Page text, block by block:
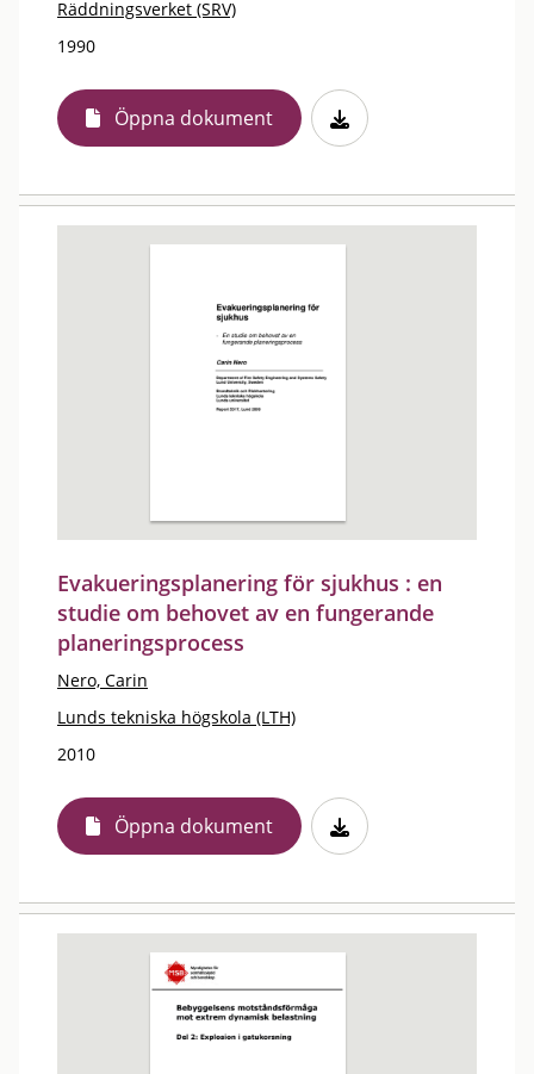
Räddningsverket (SRV)
1990
Öppna dokument
Evakueringsplanering för sjukhus : en
studie om behovet av en fungerande
planeringsprocess
Nero, Carin
Lunds tekniska högskola (LTH)
2010
Öppna dokument